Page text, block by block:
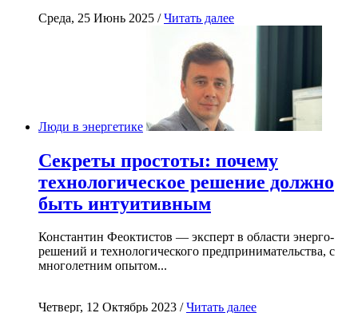
Среда, 25 Июнь 2025 /Читать далее
Люди в энергетике
Секреты простоты: почему
технологическое решение должно
быть интуитивным
Константин Феоктистов — эксперт в области энерго-
решений и технологического предпринимательства, с
многолетним опытом...
Четверг, 12 Октябрь 2023 /Читать далее